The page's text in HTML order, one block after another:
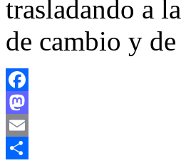
trasladando a
de cambio y
Facebook
Mastodon
Email